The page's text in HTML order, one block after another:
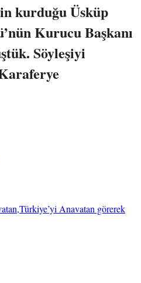
kurduğu Üsküp
Kurucu Başkanı
Söyleşiyi